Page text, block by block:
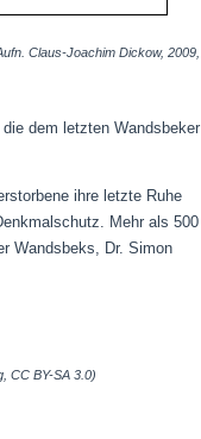
Claus-Joachim Dickow, 2009,
dem letzten Wandsbeker
ihre letzte Ruhe
Mehr als 500
Wandsbeks, Dr. Simon
CC BY-SA 3.0)